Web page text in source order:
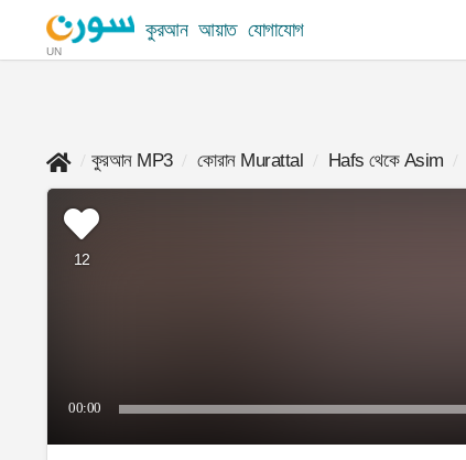
UN
কুরআন আয়াত যোগাযোগ
কুরআন MP3 কোরান Murattal Hafs থেকে Asim
12
00:00